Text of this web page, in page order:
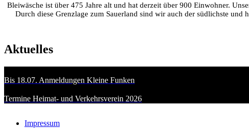
Bleiwäsche ist über 475 Jahre alt und hat derzeit über 900 Einwohner.
Durch diese Grenzlage zum Sauerland sind wir auch der südlichste und
Aktuelles
Bis 18.07. Anmeldungen Kleine Funken
Termine Heimat- und Verkehrsverein 2026
Impressum